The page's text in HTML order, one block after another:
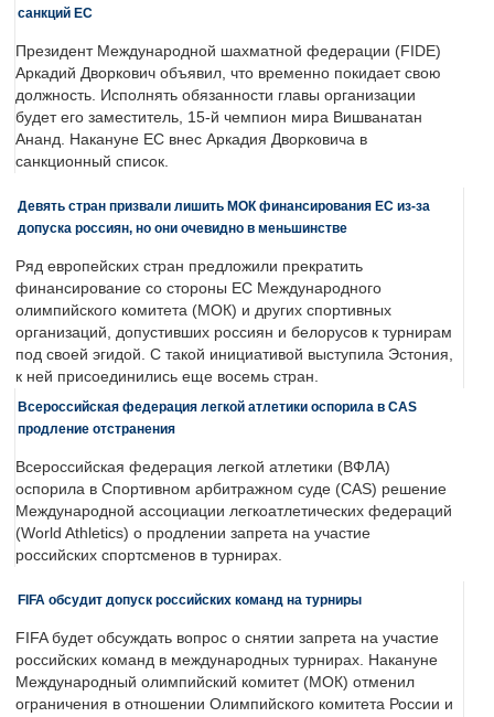
санкций ЕС
Президент Международной шахматной федерации (FIDE)
Аркадий Дворкович объявил, что временно покидает свою
должность. Исполнять обязанности главы организации
будет его заместитель, 15-й чемпион мира Вишванатан
Ананд. Накануне ЕС внес Аркадия Дворковича в
санкционный список.
Девять стран призвали лишить МОК финансирования ЕС из-за
допуска россиян, но они очевидно в меньшинстве
Ряд европейских стран предложили прекратить
финансирование со стороны ЕС Международного
олимпийского комитета (МОК) и других спортивных
организаций, допустивших россиян и белорусов к турнирам
под своей эгидой. С такой инициативой выступила Эстония,
к ней присоединились еще восемь стран.
Всероссийская федерация легкой атлетики оспорила в CAS
продление отстранения
Всероссийская федерация легкой атлетики (ВФЛА)
оспорила в Спортивном арбитражном суде (CAS) решение
Международной ассоциации легкоатлетических федераций
(World Athletics) о продлении запрета на участие
российских спортсменов в турнирах.
FIFA обсудит допуск российских команд на турниры
FIFA будет обсуждать вопрос о снятии запрета на участие
российских команд в международных турнирах. Накануне
Международный олимпийский комитет (МОК) отменил
ограничения в отношении Олимпийского комитета России и